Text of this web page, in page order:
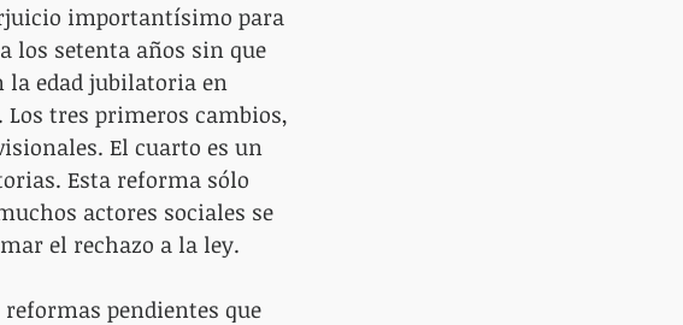
importantísimo para
los setenta años sin que
la edad jubilatoria en
Los tres primeros cambios,
El cuarto es un
Esta reforma sólo
actores sociales se
el rechazo a la ley.
pendientes que